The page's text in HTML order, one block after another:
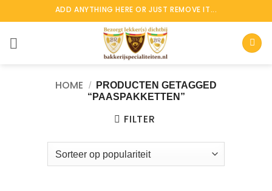
naar
ADD ANYTHING HERE OR JUST REMOVE IT...
HOME /
PRODUCTEN GETAGGED
“PAASPAKKETTEN”
FILTER